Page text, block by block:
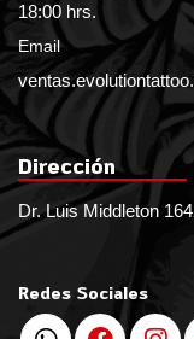
18:00 hrs.
Email
Dirección
Dr. Luis Middleton
Redes Sociales